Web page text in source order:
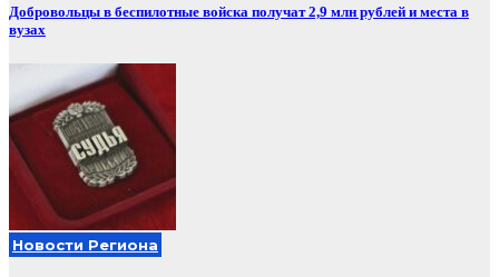
Добровольцы в беспилотные войска получат 2,9 млн рублей и места в
вузах
Новости Региона